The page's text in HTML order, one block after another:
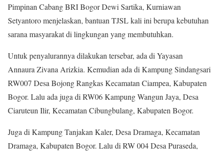
Pimpinan Cabang BRI Bogor Dewi Sartika, Kurniawan
Setyantoro menjelaskan, bantuan TJSL kali ini berupa kebutuhan
sarana masyarakat di lingkungan yang membutuhkan.
Untuk penyalurannya dilakukan tersebar, ada di Yayasan
Annaura Zivana Arizkia. Kemudian ada di Kampung Sindangsari
RW007 Desa Bojong Rangkas Kecamatan Ciampea, Kabupaten
Bogor. Lalu ada juga di RW06 Kampung Wangun Jaya, Desa
Ciaruteun Ilir, Kecamatan Cibungbulang, Kabupaten Bogor.
Juga di Kampung Tanjakan Kaler, Desa Dramaga, Kecamatan
Dramaga, Kabupaten Bogor. Lalu di RW 004 Desa Puraseda,